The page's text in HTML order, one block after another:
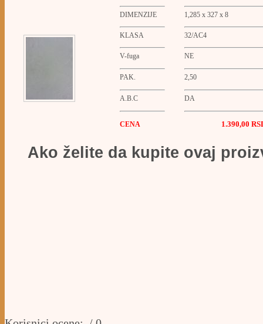
DIMENZIJE 1,285 x 327 x 8
KLASA 32/AC4
V-fuga NE
PAK. 2,50
A.B.C DA
CENA 1.390,00
Ako želite da kupite ovaj